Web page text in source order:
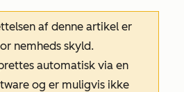
af denne artikel er
nemheds skyld.
automatisk via en
og er muligvis ikke